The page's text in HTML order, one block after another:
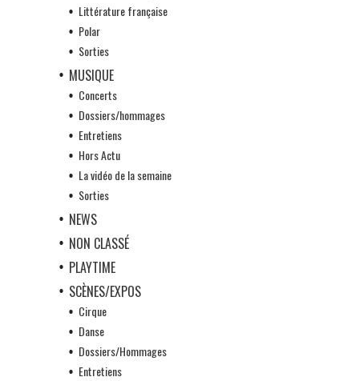
Littérature française
Polar
Sorties
MUSIQUE
Concerts
Dossiers/hommages
Entretiens
Hors Actu
La vidéo de la semaine
Sorties
NEWS
NON CLASSÉ
PLAYTIME
SCÈNES/EXPOS
Cirque
Danse
Dossiers/Hommages
Entretiens